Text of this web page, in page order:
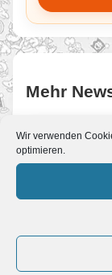
Wir verwenden
optimieren.
Mehr